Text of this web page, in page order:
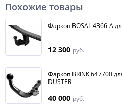
Похожие товары
Фаркоп BOSAL 4366-A
12 300 руб.
Фаркоп BRINK 647700
DUSTER
40 000 руб.